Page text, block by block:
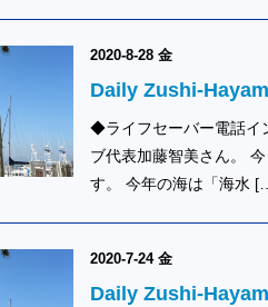
2020-8-28 金
Daily Zushi-
◆ライフセーバー電話イ
ブ代表加藤智美さん。
す。 今年の海は「海水
2020-7-24 金
Daily Zushi-